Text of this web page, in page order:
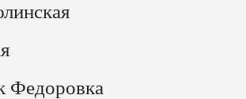
Федоровка